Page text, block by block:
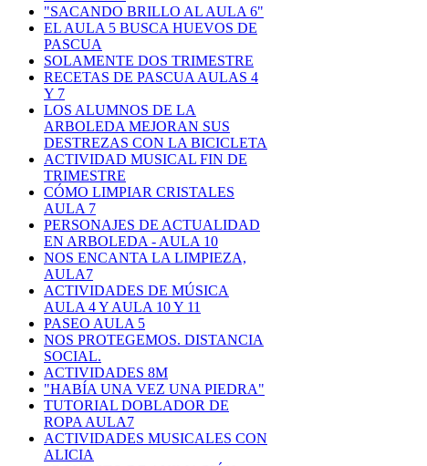
"SACANDO BRILLO AL AULA 6"
EL AULA 5 BUSCA HUEVOS DE
PASCUA
SOLAMENTE DOS TRIMESTRE
RECETAS DE PASCUA AULAS 4
Y 7
LOS ALUMNOS DE LA
ARBOLEDA MEJORAN SUS
DESTREZAS CON LA BICICLETA
ACTIVIDAD MUSICAL FIN DE
TRIMESTRE
CÓMO LIMPIAR CRISTALES
AULA 7
PERSONAJES DE ACTUALIDAD
EN ARBOLEDA - AULA 10
NOS ENCANTA LA LIMPIEZA,
AULA7
ACTIVIDADES DE MÚSICA
AULA 4 Y AULA 10 Y 11
PASEO AULA 5
NOS PROTEGEMOS. DISTANCIA
SOCIAL.
ACTIVIDADES 8M
"HABÍA UNA VEZ UNA PIEDRA"
TUTORIAL DOBLADOR DE
ROPA AULA7
ACTIVIDADES MUSICALES CON
ALICIA